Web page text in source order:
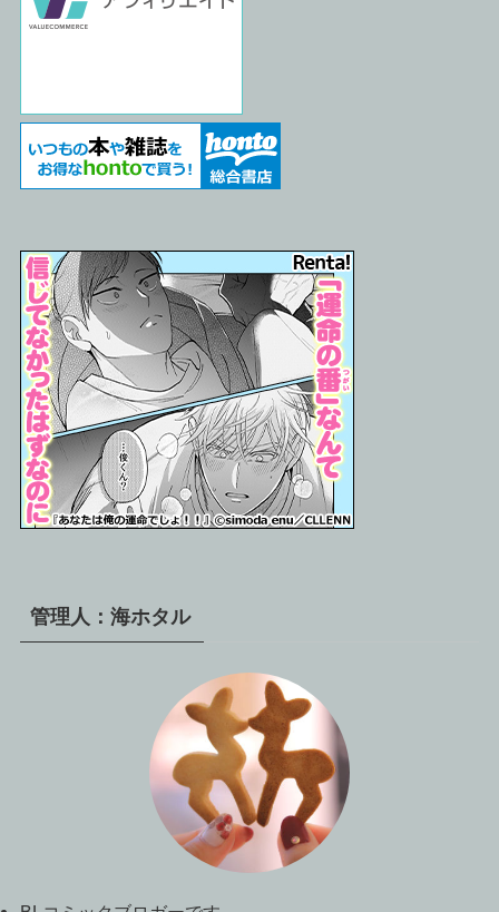
管理人：海ホタル